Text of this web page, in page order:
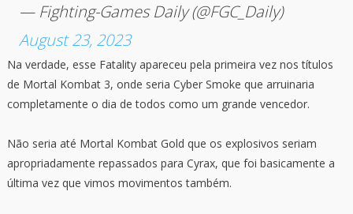
— Fighting-Games Daily (@FGC_Daily)
August 23, 2023
Na verdade, esse Fatality apareceu pela primeira vez nos títulos
de Mortal Kombat 3, onde seria Cyber ​​Smoke que arruinaria
completamente o dia de todos como um grande vencedor.
Não seria até Mortal Kombat Gold que os explosivos seriam
apropriadamente repassados ​​​​para Cyrax, que foi basicamente a
última vez que vimos movimentos também.